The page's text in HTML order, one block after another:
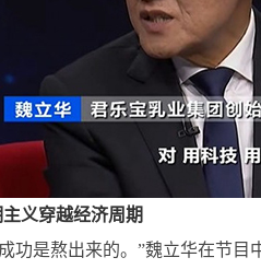
义穿越经济周期
功是熬出来的。”魏立华在节目